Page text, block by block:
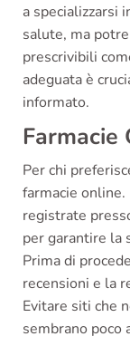
a specializzarsi
salute, ma
prescrivibili
adeguata è
informato.
Farmacie
Per chi
farmacie
registrate
per garantire la
Prima di
recensioni e la
Evitare siti che
sembrano poco